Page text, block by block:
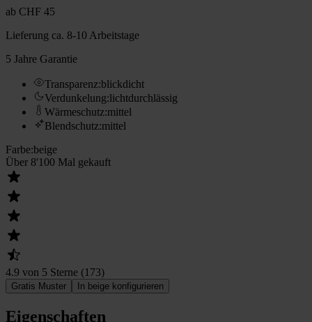
ab CHF 45
Lieferung ca. 8-10 Arbeitstage
5 Jahre Garantie
Transparenz:blickdicht
Verdunkelung:lichtdurchlässig
Wärmeschutz:mittel
Blendschutz:mittel
Farbe:beige
Über 8'100 Mal gekauft
4.9 von 5 Sterne (173)
Gratis Muster In beige konfigurieren
Eigenschaften